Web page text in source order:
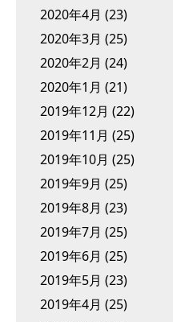
2020年4月 (23)
2020年3月 (25)
2020年2月 (24)
2020年1月 (21)
2019年12月 (22)
2019年11月 (25)
2019年10月 (25)
2019年9月 (25)
2019年8月 (23)
2019年7月 (25)
2019年6月 (25)
2019年5月 (23)
2019年4月 (25)